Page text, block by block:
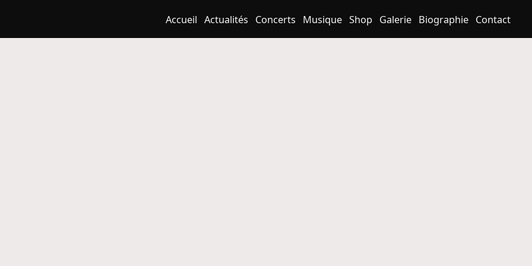
Accueil Actualités Concerts Musique Shop Galerie Biographie Contact